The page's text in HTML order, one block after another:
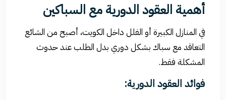
أهمية العقود الدورية مع السباكين
في المنازل الكبيرة أو الفلل داخل الكويت، أصبح من الشائع
التعاقد مع سباك بشكل دوري بدل الطلب عند حدوث
المشكلة فقط.
فوائد العقود الدورية: